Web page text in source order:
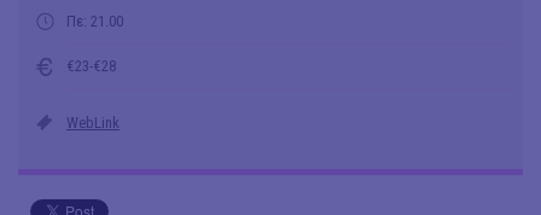
Πε: 21.00
€23-€28
WebLink